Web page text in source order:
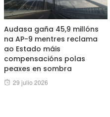
Audasa gaña 45,9 millóns
na AP-9 mentres reclama
ao Estado máis
compensacións polas
peaxes en sombra
Posted
29 julio 2026